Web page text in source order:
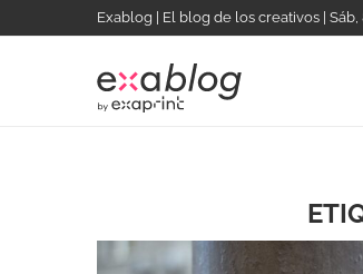
Exablog | El blog de los creativos |